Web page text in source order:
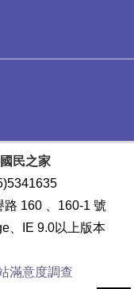
民之家
160 、160-1 號
、IE 9.0以上版本
滿意度調查